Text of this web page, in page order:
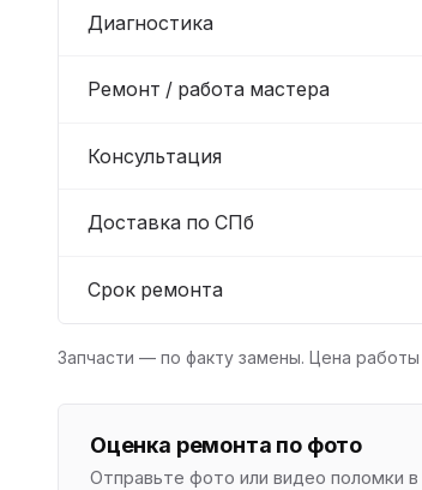
Диагностика
Ремонт / работа мастера
Консультация
Доставка по СПб
Срок ремонта
Запчасти — по факту замены. Цена
Оценка ремонта по фото
Отправьте фото или видео